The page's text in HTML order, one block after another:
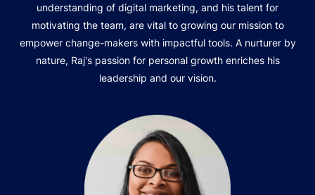
understanding of digital marketing, and his talent for
motivating the team, are vital to growing our mission to
empower change-makers with impactful tools. A nurturer by
nature, Raj's passion for personal growth enriches his
leadership and our vision.